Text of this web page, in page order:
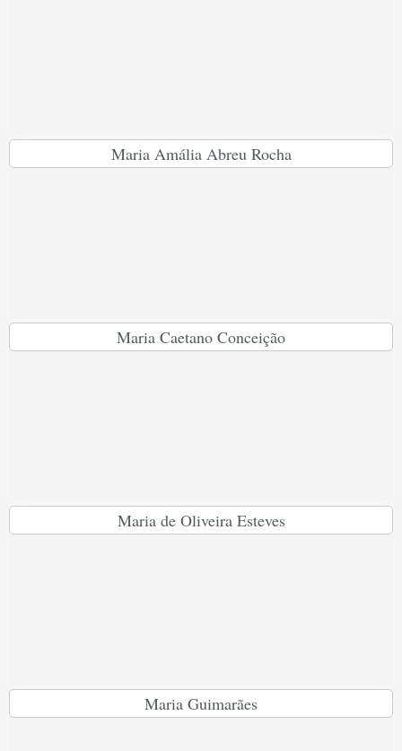
Maria Amália Abreu Rocha
Maria Caetano Conceição
Maria de Oliveira Esteves
Maria Guimarães